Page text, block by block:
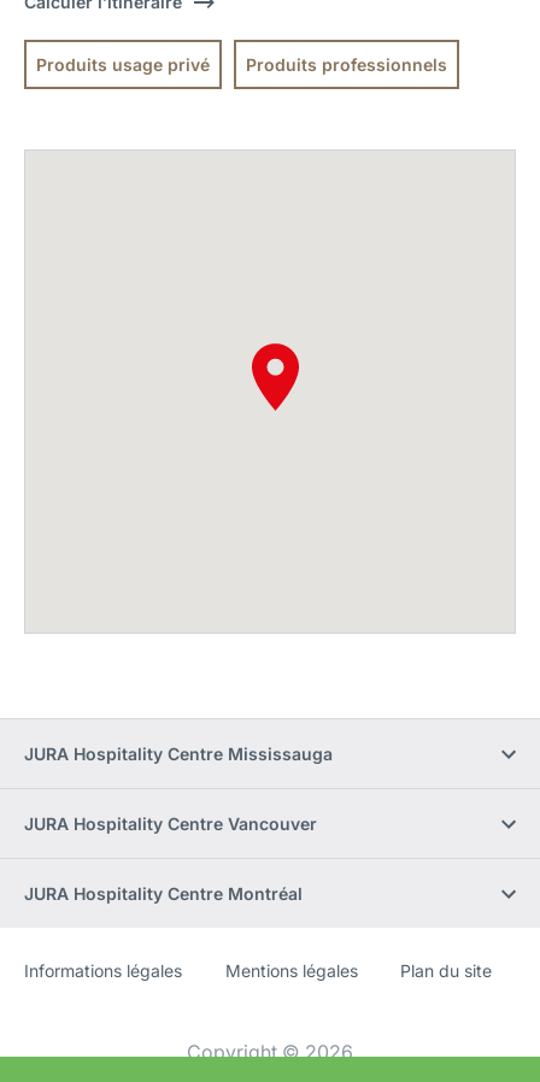
Produits usage privé Produits professionnels
JURA Hospitality Centre Mississauga
JURA Hospitality Centre Vancouver
JURA Hospitality Centre Montréal
Site
[Website
Informations légales Mentions légales Plan du site
Copyright © 2026